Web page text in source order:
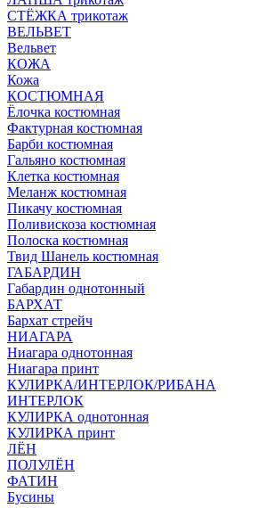
СТЁЖКА трикотаж
ВЕЛЬВЕТ
Вельвет
КОЖА
Кожа
КОСТЮМНАЯ
Ёлочка костюмная
Фактурная костюмная
Барби костюмная
Гальяно костюмная
Клетка костюмная
Меланж костюмная
Пикачу костюмная
Поливискоза костюмная
Полоска костюмная
Твид Шанель костюмная
ГАБАРДИН
Габардин однотонный
БАРХАТ
Бархат стрейч
НИАГАРА
Ниагара однотонная
Ниагара принт
КУЛИРКА/ИНТЕРЛОК/РИБАНА
ИНТЕРЛОК
КУЛИРКА однотонная
КУЛИРКА принт
ЛЁН
ПОЛУЛЁН
ФАТИН
Бусины